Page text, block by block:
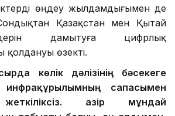
өңдеу жылдамдығымен де
Қазақстан мен Қытай
дамытуға цифрлық
қолдануы өзекті.
көлік дәлізінің бәсекеге
инфрақұрылымның сапасымен
Қазір мұндай